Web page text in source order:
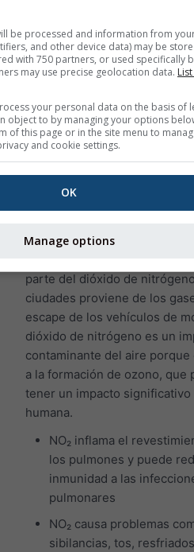
sensibles.
Niños, ancianos y
sufren de asma son
efectos del SO₂.
Dióxido de nitrógeno (NO₂)
color marrón rojizo que tiene
nitrógeno es la quema de
parte del dióxido de
ciudades proviene de los
escape de los vehículos de
dióxido de nitrógeno es un
contaminante del aire
a la formación de ozono, que
tener un impacto significativo
humana.
NO₂ inflama el
los pulmones y puede
inmunidad a las
pulmonares
NO₂ causa problemas
sibilancias, tos,
be processed and information from
and other device data) may be
with 750 partners, or used specifically
may use precise geolocation data.
your personal data on the basis of
object to by managing your options
of this page or in the site menu to
and cookie settings.
OK
Manage options